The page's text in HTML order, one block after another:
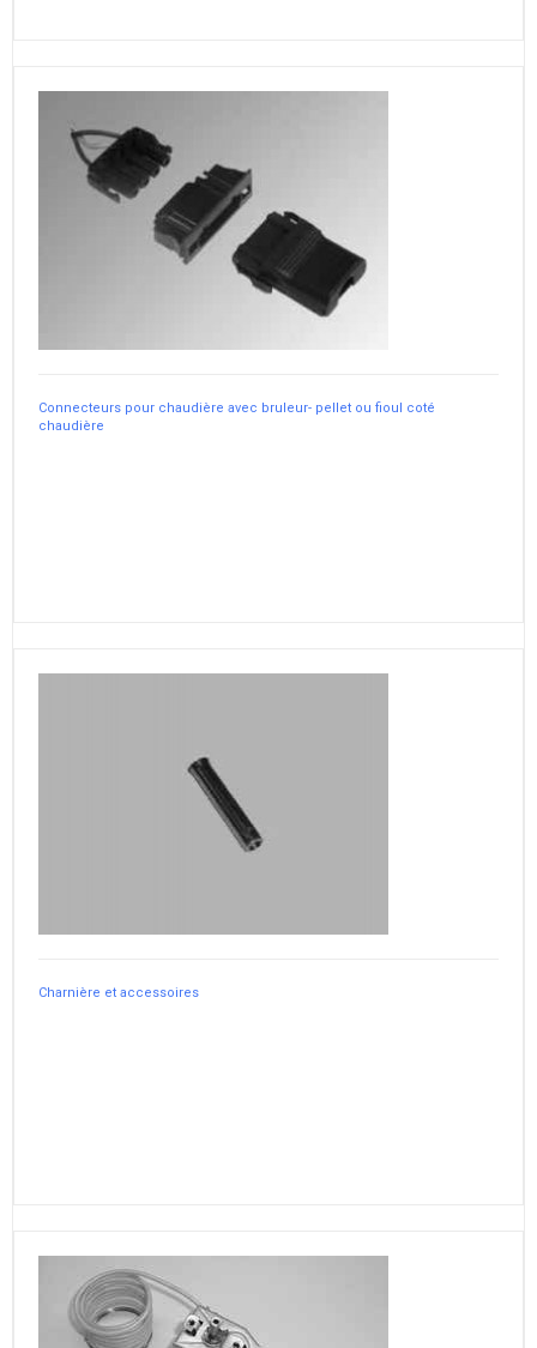
Connecteurs pour chaudière avec bruleur- pellet ou fioul coté
chaudière
Charnière et accessoires